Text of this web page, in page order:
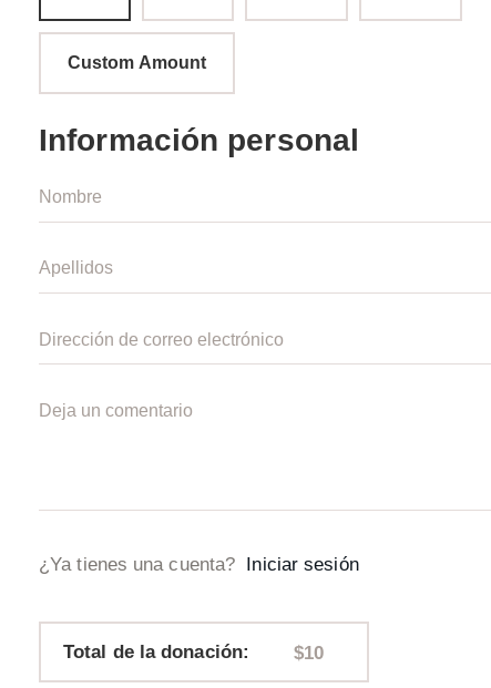
Custom Amount
Información personal
¿Ya tienes una cuenta? Iniciar sesión
Total de la donación: $10